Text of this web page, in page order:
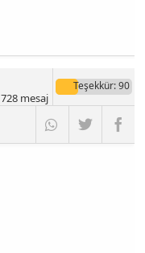
Teşekkür: 90
728mesaj